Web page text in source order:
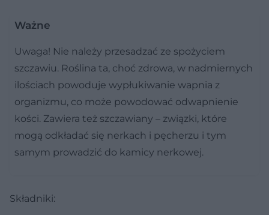
Ważne
Uwaga! Nie należy przesadzać ze spożyciem
szczawiu. Roślina ta, choć zdrowa, w nadmiernych
ilościach powoduje wypłukiwanie wapnia z
organizmu, co może powodować odwapnienie
kości. Zawiera też szczawiany – związki, które
mogą odkładać się nerkach i pęcherzu i tym
samym prowadzić do kamicy nerkowej.
Składniki: